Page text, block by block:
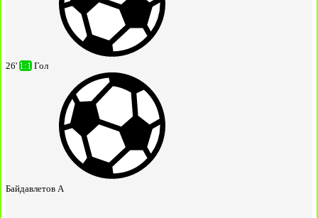
26' 1:1 Гол
Байдавлетов А